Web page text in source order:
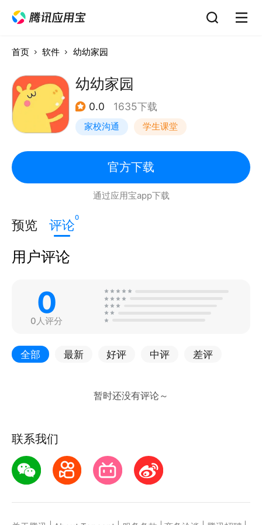
首页 软件 幼幼家园
幼幼家园
0.0 1635下载
家校沟通 学生课堂
官方下载
通过应用宝app下载
预览 评论0
用户评论
0
0人评分
全部 最新 好评 中评 差评
联系我们